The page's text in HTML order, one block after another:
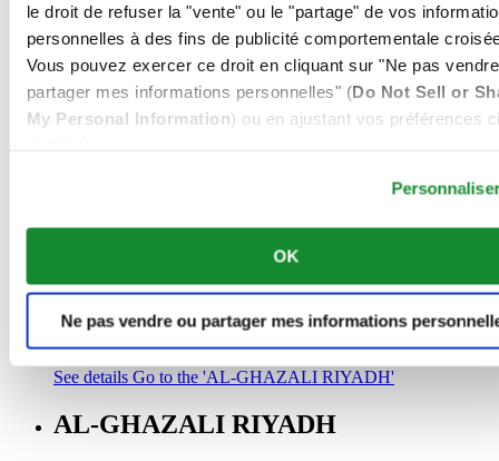
le droit de refuser la "vente" ou le "partage" de vos
personnelles à des fins de publicité comportementale
Vous pouvez exercer ce droit en cliquant sur "Ne pas
partager mes informations personnelles" (Do Not Sell or
My Personal Information) ou en ajustant vos préférences
OK
Ne pas vendre ou partager mes informations
AL-GHAZALI RIYADH
Olaya
Riyadh
Arabie Saoudite
Go to the 'AL-GHAZALI RIYADH'
AL-GHAZALI RIYADH
Riyadh
Arabie Saoudite
See details Go to the 'AL-GHAZALI RIYADH'
AL-GHAZALI RIYADH